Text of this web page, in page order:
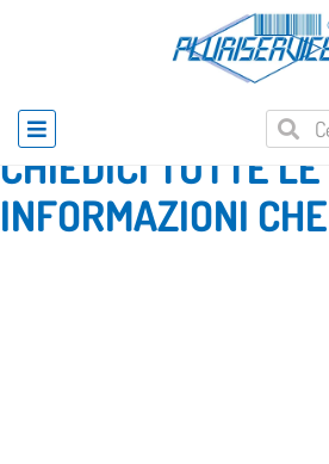
Home Richiesta informazioni
CHIEDICI TUTTE LE
INFORMAZIONI